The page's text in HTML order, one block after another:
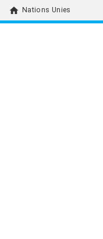
home Nations Unies